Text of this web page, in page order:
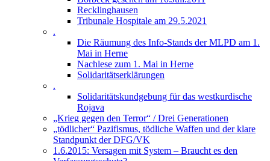
Recklinghausen
Tribunale Hospitale am 29.5.2021
.
Die Räumung des Info-Stands der MLPD am 1.
Mai in Herne
Nachlese zum 1. Mai in Herne
Solidaritätserklärungen
.
Solidaritätskundgebung für das westkurdische
Rojava
„Krieg gegen den Terror“ / Drei Generationen
„tödlicher“ Pazifismus, tödliche Waffen und der klare
Standpunkt der DFG/VK
1.6.2015: Versagen mit System – Braucht es den